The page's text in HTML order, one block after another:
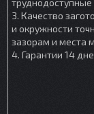
3. Качество
и окружности
зазорам и места
4. Гарантии 14